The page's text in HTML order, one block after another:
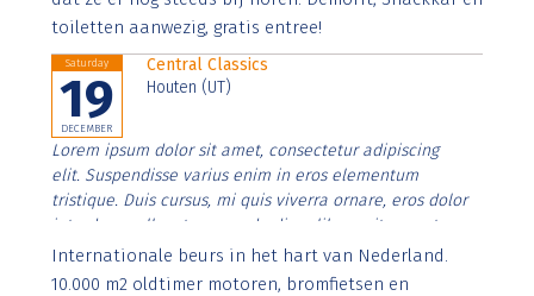
toiletten aanwezig, gratis entree!
Saturday
19
DECEMBER
Central Classics
Houten (UT)
Lorem ipsum dolor sit amet, consectetur adipiscing
elit. Suspendisse varius enim in eros elementum
tristique. Duis cursus, mi quis viverra ornare, eros dolor
interdum nulla, ut commodo diam libero vitae erat.
Aenean faucibus nibh et justo cursus id rutrum lorem
imperdiet. Nunc ut sem vitae risus tristique posuere.
Internationale beurs in het hart van Nederland.
10.000 m2 oldtimer motoren, bromfietsen en